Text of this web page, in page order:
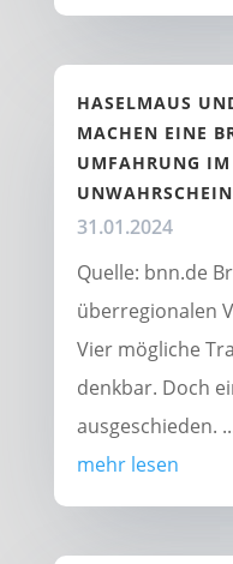
HASELMAUS
MACHEN EINE
UMFAHRUNG IM
31.01.2024
Quelle: bnn.de
überregionalen
Vier mögliche
denkbar. Doch
ausgeschieden.
mehr lesen